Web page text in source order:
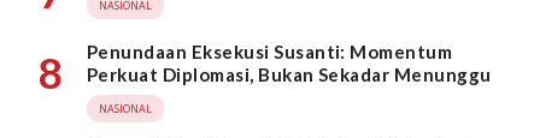
NASIONAL
8
Penundaan Eksekusi Susanti: Momentum
Perkuat Diplomasi, Bukan Sekadar Menunggu
NASIONAL